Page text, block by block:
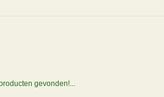
gevonden!...